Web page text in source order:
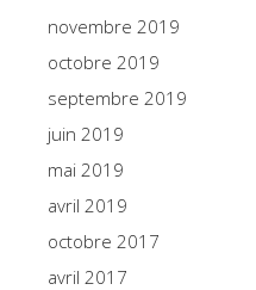
novembre 2019
octobre 2019
septembre 2019
juin 2019
mai 2019
avril 2019
octobre 2017
avril 2017